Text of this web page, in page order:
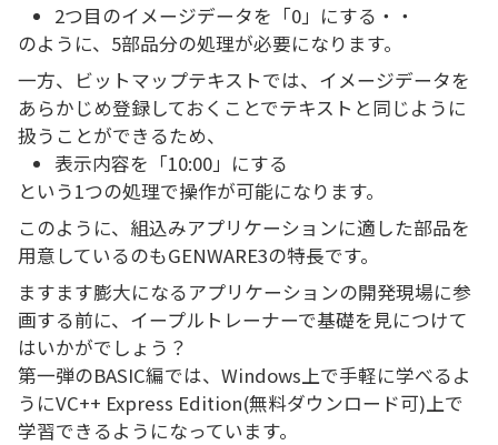
2つ目のイメージデータを「0」にする・・
のように、5部品分の処理が必要になります。
一方、ビットマップテキストでは、イメージデータを
あらかじめ登録しておくことでテキストと同じように
扱うことができるため、
表示内容を「10:00」にする
という1つの処理で操作が可能になります。
このように、組込みアプリケーションに適した部品を
用意しているのもGENWARE3の特長です。
ますます膨大になるアプリケーションの開発現場に参
画する前に、イープルトレーナーで基礎を見につけて
はいかがでしょう？
第一弾のBASIC編では、Windows上で手軽に学べるよ
うにVC++ Express Edition(無料ダウンロード可)上で
学習できるようになっています。